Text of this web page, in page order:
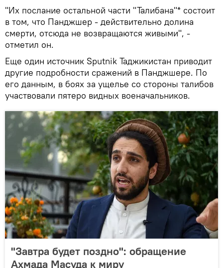
"Их послание остальной части "Талибана"* состоит
в том, что Панджшер - действительно долина
смерти, отсюда не возвращаются живыми", -
отметил он.
Еще один источник Sputnik Таджикистан приводит
другие подробности сражений в Панджшере. По
его данным, в боях за ущелье со стороны талибов
участвовали пятеро видных военачальников.
"Завтра будет поздно": обращение
Ахмада Масуда к миру